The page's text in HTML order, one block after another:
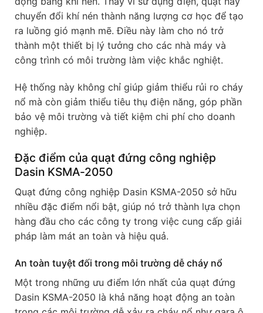
chuyển đổi khí nén thành năng lượng cơ học để tạo
ra luồng gió mạnh mẽ. Điều này làm cho nó trở
thành một thiết bị lý tưởng cho các nhà máy và
công trình có môi trường làm việc khắc nghiệt.
Hệ thống này không chỉ giúp giảm thiểu rủi ro cháy
nổ mà còn giảm thiểu tiêu thụ điện năng, góp phần
bảo vệ môi trường và tiết kiệm chi phí cho doanh
nghiệp.
Đặc điểm của quạt đứng công nghiệp
Dasin KSMA-2050
Quạt đứng công nghiệp Dasin KSMA-2050 sở hữu
nhiều đặc điểm nổi bật, giúp nó trở thành lựa chọn
hàng đầu cho các công ty trong việc cung cấp giải
pháp làm mát an toàn và hiệu quả.
An toàn tuyệt đối trong môi trường dễ cháy nổ
Một trong những ưu điểm lớn nhất của quạt đứng
Dasin KSMA-2050 là khả năng hoạt động an toàn